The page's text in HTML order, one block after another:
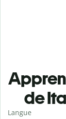
de
Langue